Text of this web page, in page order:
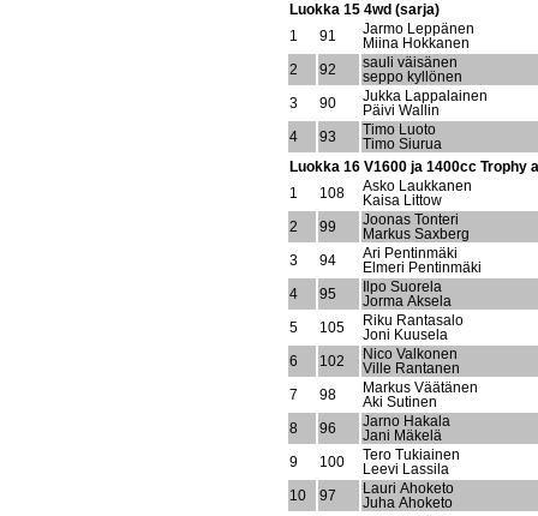
Luokka 15 4wd (sarja)
1
91
Jarmo Leppänen
Miina Hokkanen
2
92
sauli väisänen
seppo kyllönen
3
90
Jukka Lappalainen
Päivi Wallin
4
93
Timo Luoto
Timo Siurua
Luokka 16 V1600 ja 1400cc Trophy
1
108
Asko Laukkanen
Kaisa Littow
2
99
Joonas Tonteri
Markus Saxberg
3
94
Ari Pentinmäki
Elmeri Pentinmäki
4
95
Ilpo Suorela
Jorma Aksela
5
105
Riku Rantasalo
Joni Kuusela
6
102
Nico Valkonen
Ville Rantanen
7
98
Markus Väätänen
Aki Sutinen
8
96
Jarno Hakala
Jani Mäkelä
9
100
Tero Tukiainen
Leevi Lassila
10
97
Lauri Ahoketo
Juha Ahoketo